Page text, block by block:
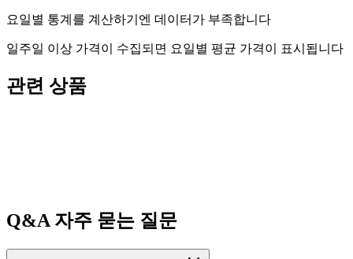
요일별 통계를 계산하기엔 데이터가 부족합니다
일주일 이상 가격이 수집되면 요일별 평균 가격이 표시됩니다
관련 상품
Q&A자주 묻는 질문